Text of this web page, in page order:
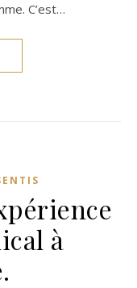
C’est…
à